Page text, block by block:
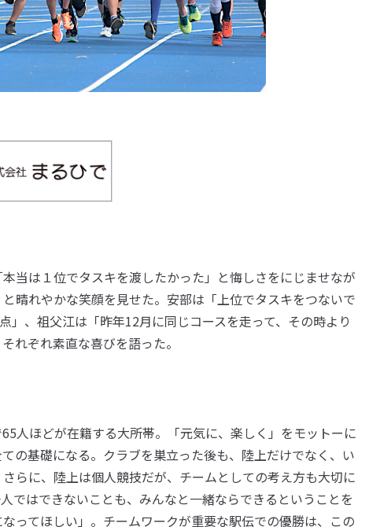
当は１位でタスキを渡したかった」と悔しさをにじませなが
晴れやかな笑顔を見せた。安部は「上位でタスキをつないで
、祖父江は「昨年12月に同じコースを走って、その時より
れぞれ素直な喜びを語った。
人ほどが在籍する大所帯。「元気に、楽しく」をモットーに
の基礎になる。クラブを巣立った後も、陸上だけでなく、い
らに、陸上は個人競技だが、チームとしての考え方も大切に
ではできないことも、みんなと一緒ならできるということを
ってほしい」。チームワークが重要な駅伝での優勝は、この